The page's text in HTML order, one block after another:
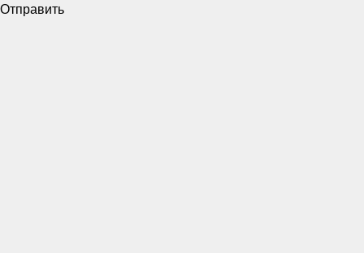
Отправить